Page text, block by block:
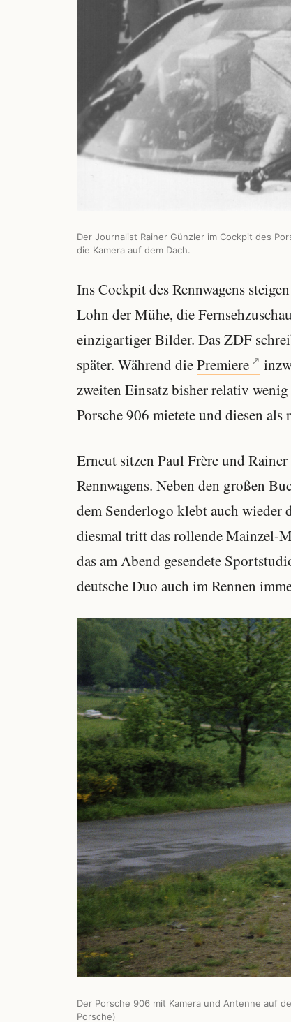
Der Journalist Rainer Günzler im Cockpit des
die Kamera auf dem Dach.
Ins Cockpit des Rennwagens
Lohn der Mühe, die
einzigartiger Bilder. Das ZDF
später. Während diePremiere
zweiten Einsatz bisher relativ
Porsche 906 mietete und diesen
Erneut sitzen Paul Frère und
Rennwagens. Neben den großen
dem Senderlogo klebt auch wieder
diesmal tritt das rollende Mainzel-
das am Abend gesendete
deutsche Duo auch im Rennen
Der Porsche 906 mit Kamera und Antenne auf
Porsche)